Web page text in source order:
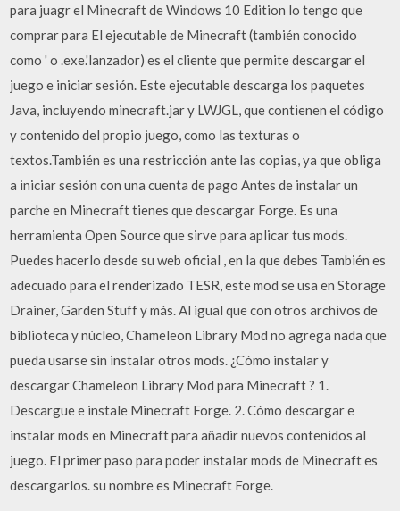
para juagr el Minecraft de Windows 10 Edition lo tengo que
comprar para El ejecutable de Minecraft (también conocido
como ' o .exe.'lanzador) es el cliente que permite descargar el
juego e iniciar sesión. Este ejecutable descarga los paquetes
Java, incluyendo minecraft.jar y LWJGL, que contienen el código
y contenido del propio juego, como las texturas o
textos.También es una restricción ante las copias, ya que obliga
a iniciar sesión con una cuenta de pago Antes de instalar un
parche en Minecraft tienes que descargar Forge. Es una
herramienta Open Source que sirve para aplicar tus mods.
Puedes hacerlo desde su web oficial , en la que debes También es
adecuado para el renderizado TESR, este mod se usa en Storage
Drainer, Garden Stuff y más. Al igual que con otros archivos de
biblioteca y núcleo, Chameleon Library Mod no agrega nada que
pueda usarse sin instalar otros mods. ¿Cómo instalar y
descargar Chameleon Library Mod para Minecraft ? 1.
Descargue e instale Minecraft Forge. 2. Cómo descargar e
instalar mods en Minecraft para añadir nuevos contenidos al
juego. El primer paso para poder instalar mods de Minecraft es
descargarlos. su nombre es Minecraft Forge.